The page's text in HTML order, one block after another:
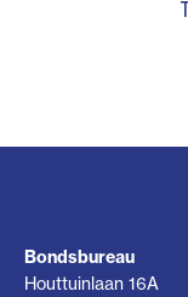
Bondsbureau
Houttuinlaan 16A